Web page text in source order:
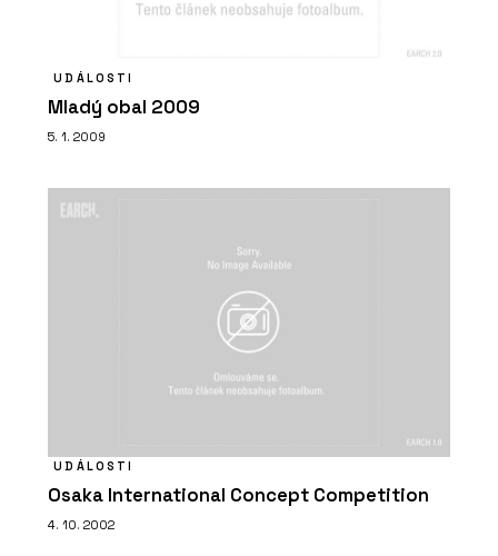
UDÁLOSTI
Mladý obal 2009
5. 1. 2009
UDÁLOSTI
Osaka International Concept Competition
4. 10. 2002